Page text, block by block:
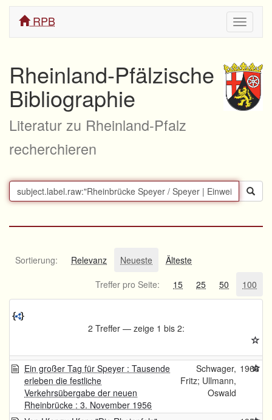
ein/
RPB
Rheinland-Pfälzische
Bibliographie
Literatur zu Rheinland-Pfalz
recherchieren
Sortierung: Relevanz Neueste
Älteste
Treffer pro Seite:
15 25 50 100
2 Treffer — zeige 1 bis 2:
Ein großer Tag für Speyer : Tausende
erleben die festliche
Verkehrsübergabe der neuen
Rheinbrücke : 3. November 1956
Schwager,
Fritz; Ullmann,
Oswald
1966